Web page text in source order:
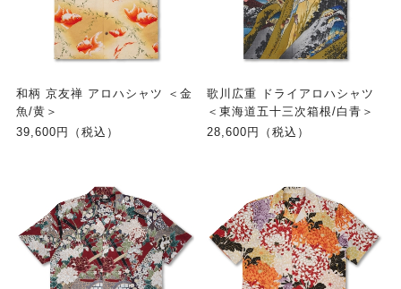
和柄 京友禅 アロハシャツ ＜金
魚/黄＞
39,600円（税込）
歌川広重 ドライアロハシャツ
＜東海道五十三次箱根/白青＞
28,600円（税込）